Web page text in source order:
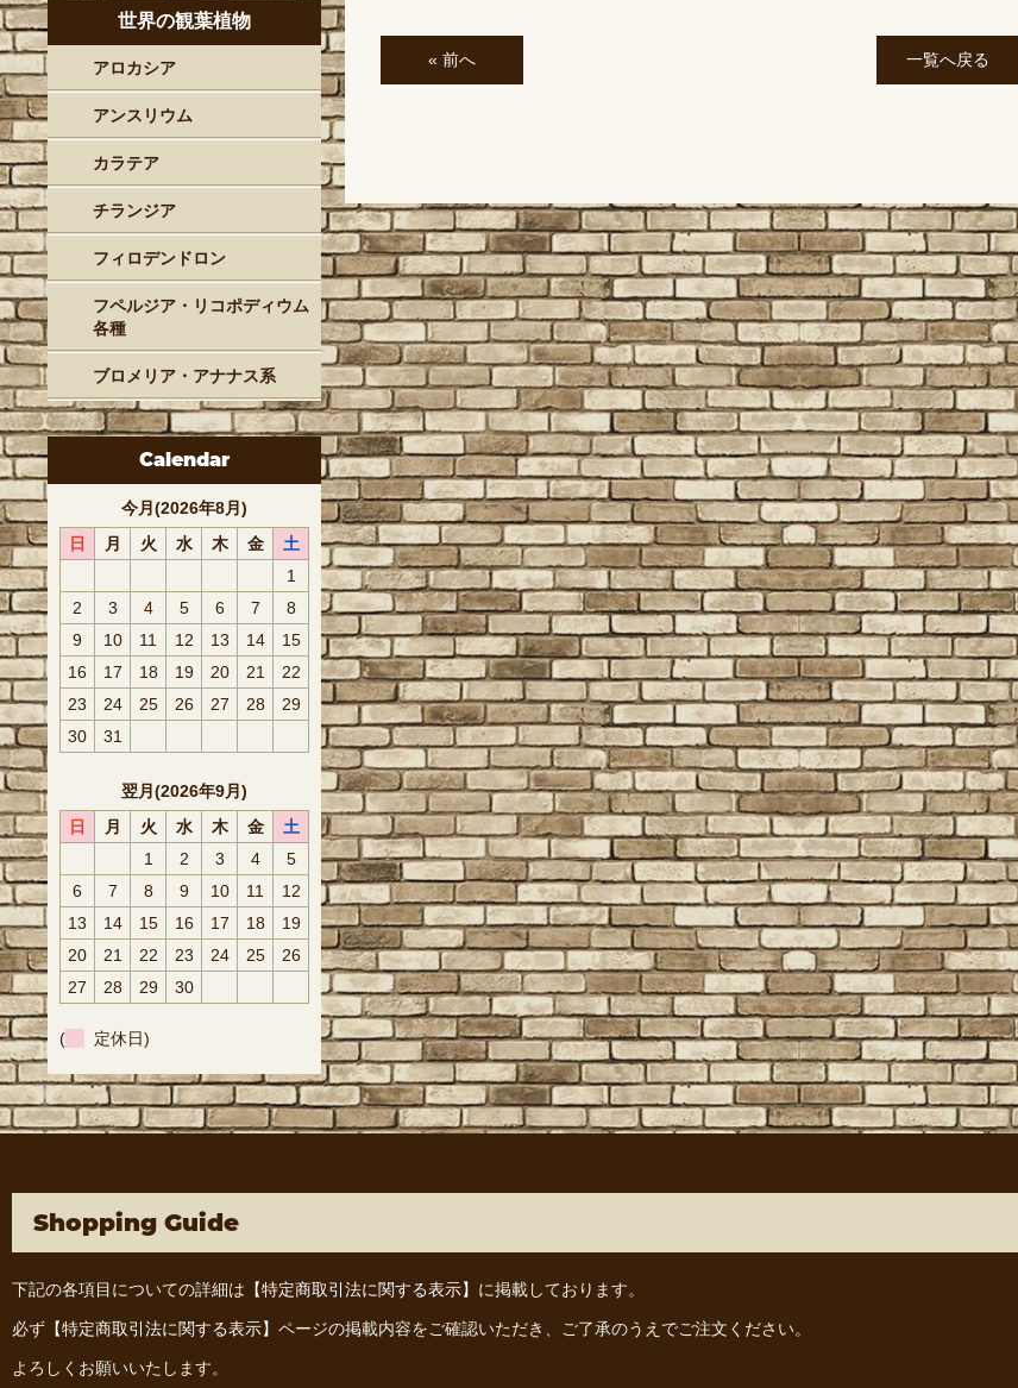
« 前へ 一覧へ戻る
世界の観葉植物
アロカシア
アンスリウム
カラテア
チランジア
フィロデンドロン
フペルジア・リコポディウム
各種
ブロメリア・アナナス系
Calendar
今月(2026年8月)
日
月 火 水 木 金
土
1
2
3 4 5 6 7
8
9
10 11 12 13 14
15
16
17 18 19 20 21
22
23
24 25 26 27 28
29
30
31
翌月(2026年9月)
日
月 火 水 木 金
土
1
2 3 4
5
6
7 8 9 10 11
12
13
14 15 16 17 18
19
20
21 22 23 24 25
26
27
28 29 30
( 定休日)
Shopping Guide
下記の各項目についての詳細は 【特定商取引法に関する表示】 に掲載しております。
必ず 【特定商取引法に関する表示】 ページの掲載内容をご確認いただき、ご了承のうえでご注文ください。
よろしくお願いいたします。